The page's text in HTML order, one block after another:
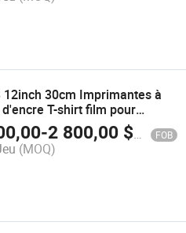
12inch 30cm Imprimantes à
T-shirt film pour
poudre à sec machine
au four petite taille
Imprimante Dtf 33cm
-2 800,00 $US FOB
(MOQ)